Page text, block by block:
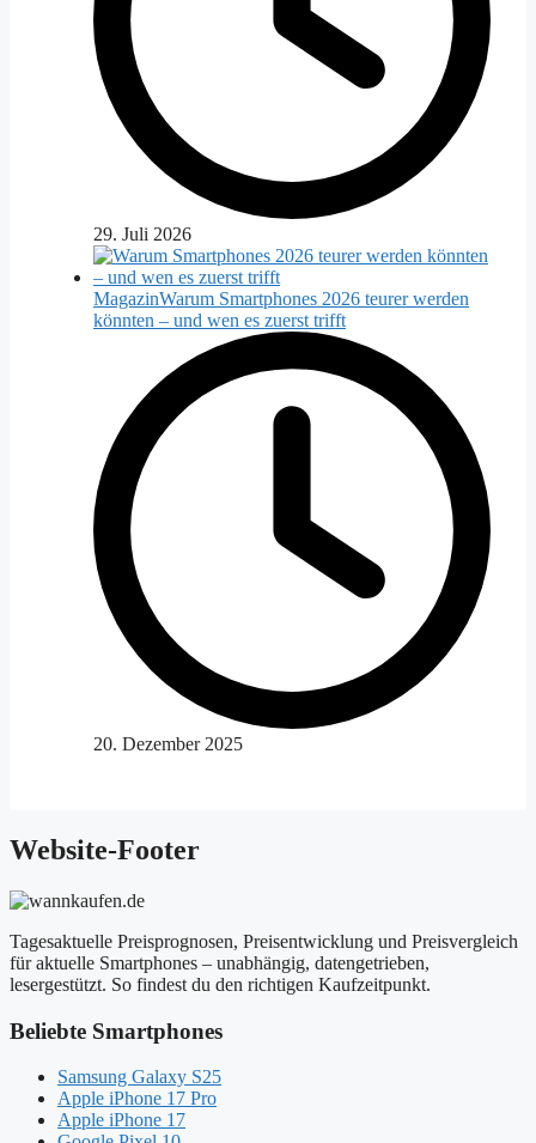
29. Juli 2026
MagazinWarum Smartphones 2026 teurer werden
könnten – und wen es zuerst trifft
20. Dezember 2025
Website-Footer
Tagesaktuelle Preisprognosen, Preisentwicklung und Preisvergleich
für aktuelle Smartphones – unabhängig, datengetrieben,
lesergestützt. So findest du den richtigen Kaufzeitpunkt.
Beliebte Smartphones
Samsung Galaxy S25
Apple iPhone 17 Pro
Apple iPhone 17